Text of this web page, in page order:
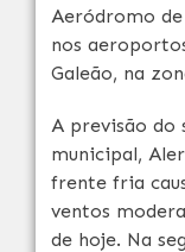
Aeródromo de
nos
Galeão, na
A previsão do
municipal,
frente fria
ventos
de hoje. Na